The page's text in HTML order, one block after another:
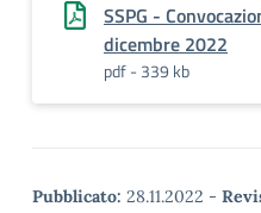
SSPG -
dicembre 2022
pdf - 339 kb
Pubblicato: 28.11.2022 -